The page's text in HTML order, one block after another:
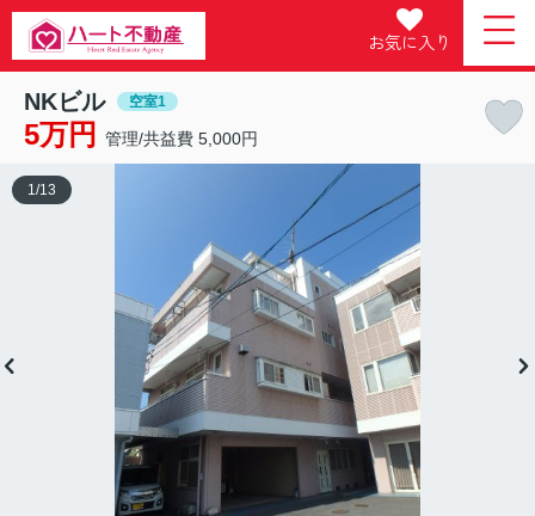
お気に入り
NKビル 空室1
5万円 管理/共益費 5,000円
1 /13